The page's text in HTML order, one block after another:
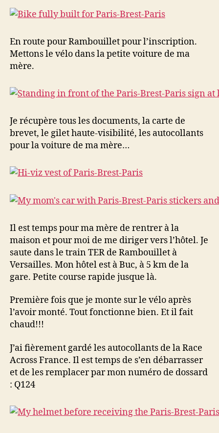
En route pour Rambouillet pour l’inscription.
Mettons le vélo dans la petite voiture de ma
mère.
Je récupère tous les documents, la carte de
brevet, le gilet haute-visibilité, les autocollants
pour la voiture de ma mère…
Il est temps pour ma mère de rentrer à la
maison et pour moi de me diriger vers l’hôtel. Je
saute dans le train TER de Rambouillet à
Versailles. Mon hôtel est à Buc, à 5 km de la
gare. Petite course rapide jusque là.
Première fois que je monte sur le vélo après
l’avoir monté. Tout fonctionne bien. Et il fait
chaud!!!
J’ai fièrement gardé les autocollants de la Race
Across France. Il est temps de s’en débarrasser
et de les remplacer par mon numéro de dossard
: Q124